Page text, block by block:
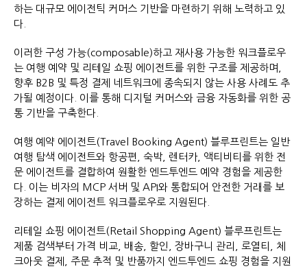
하는 대규모 에이전틱 커머스 기반을 마련하기 위해 노력하고 있
다.
이러한 구성 가능(composable)하고 재사용 가능한 워크플로우
는 여행 예약 및 리테일 쇼핑 에이전트를 위한 구조를 제공하며,
향후 B2B 및 특정 결제 네트워크에 종속되지 않는 사용 사례도 추
가될 예정이다. 이를 통해 디지털 커머스와 금융 자동화를 위한 공
통 기반을 구축한다.
여행 예약 에이전트(Travel Booking Agent) 블루프린트는 일반
여행 탐색 에이전트와 항공편, 숙박, 렌터카, 액티비티를 위한 전
문 에이전트를 결합하여 원활한 엔드투엔드 예약 경험을 제공한
다. 이는 비자의 MCP 서버 및 API와 통합되어 안전한 거래를 보
장하는 결제 에이전트 워크플로우로 지원된다.
리테일 쇼핑 에이전트(Retail Shopping Agent) 블루프린트는
제품 검색부터 가격 비교, 배송, 할인, 장바구니 관리, 로열티, 체
크아웃 결제, 주문 추적 및 반품까지 엔드투엔드 쇼핑 경험을 지원